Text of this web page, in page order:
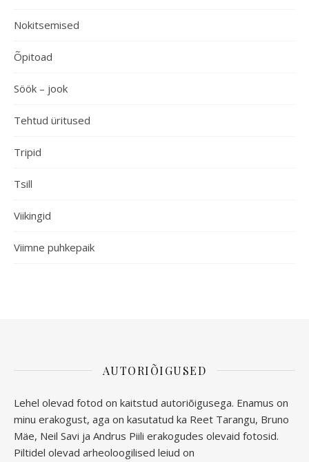
Nokitsemised
Õpitoad
Söök – jook
Tehtud üritused
Tripid
Tsill
Viikingid
Viimne puhkepaik
AUTORIÕIGUSED
Lehel olevad fotod on kaitstud autoriõigusega. Enamus on
minu erakogust, aga on kasutatud ka Reet Tarangu, Bruno
Mäe, Neil Savi ja Andrus Piili erakogudes olevaid fotosid.
Piltidel olevad arheoloogilised leiud on